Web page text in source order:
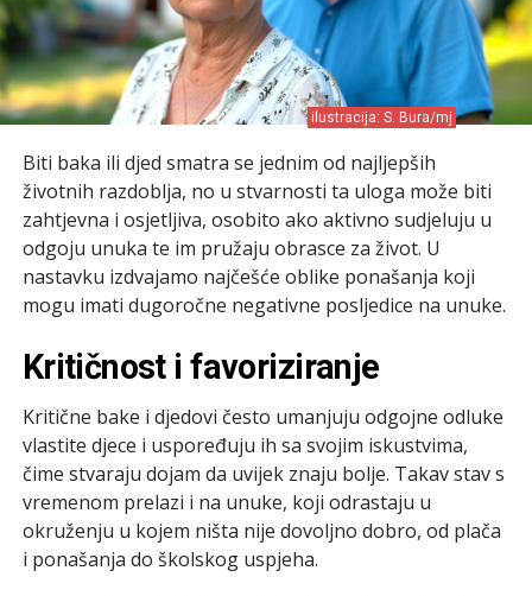
ilustracija: S. Bura/mj
Biti baka ili djed smatra se jednim od najljepših
životnih razdoblja, no u stvarnosti ta uloga može biti
zahtjevna i osjetljiva, osobito ako aktivno sudjeluju u
odgoju unuka te im pružaju obrasce za život. U
nastavku izdvajamo najčešće oblike ponašanja koji
mogu imati dugoročne negativne posljedice na unuke.
Kritičnost i favoriziranje
Kritične bake i djedovi često umanjuju odgojne odluke
vlastite djece i uspoređuju ih sa svojim iskustvima,
čime stvaraju dojam da uvijek znaju bolje. Takav stav s
vremenom prelazi i na unuke, koji odrastaju u
okruženju u kojem ništa nije dovoljno dobro, od plača
i ponašanja do školskog uspjeha.